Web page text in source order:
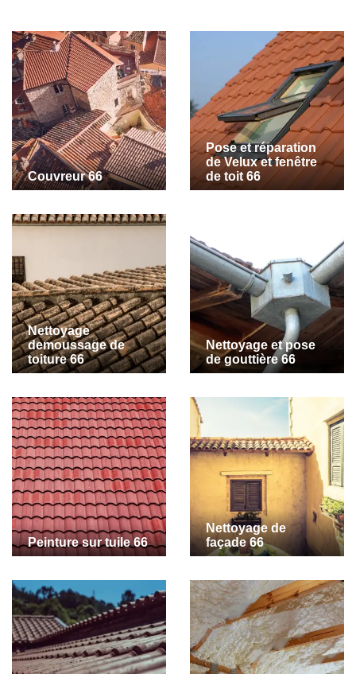
Couvreur 66
Pose et réparation
de Velux et fenêtre
de toit 66
Nettoyage
demoussage de
toiture 66
Nettoyage et pose
de gouttière 66
Peinture sur tuile 66
Nettoyage de
façade 66